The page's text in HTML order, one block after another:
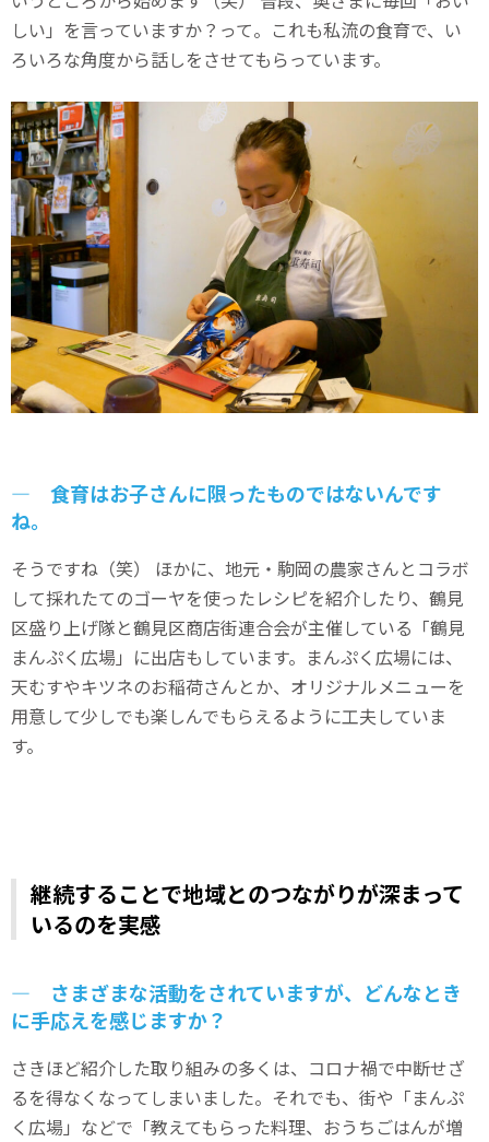
しい」を言っていますか？って。これも私流の食育で、い
ろいろな角度から話しをさせてもらっています。
― 食育はお子さんに限ったものではないんです
ね。
そうですね（笑） ほかに、地元・駒岡の農家さんとコラボ
して採れたてのゴーヤを使ったレシピを紹介したり、鶴見
区盛り上げ隊と鶴見区商店街連合会が主催している「鶴見
まんぷく広場」に出店もしています。まんぷく広場には、
天むすやキツネのお稲荷さんとか、オリジナルメニューを
用意して少しでも楽しんでもらえるように工夫していま
す。
継続することで地域とのつながりが深まって
いるのを実感
― さまざまな活動をされていますが、どんなとき
に手応えを感じますか？
さきほど紹介した取り組みの多くは、コロナ禍で中断せざ
るを得なくなってしまいました。それでも、街や「まんぷ
く広場」などで「教えてもらった料理、おうちごはんが増